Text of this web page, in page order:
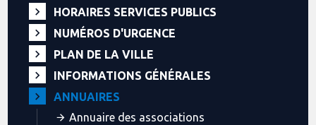
HORAIRES SERVICES PUBLICS
NUMÉROS D'URGENCE
PLAN DE LA VILLE
INFORMATIONS GÉNÉRALES
ANNUAIRES
Annuaire des associations